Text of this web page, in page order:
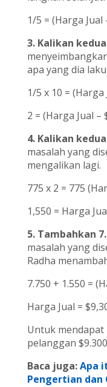
1/5 = (Harga Jual
3. Kalikan
apa yang dia
1/5 x 10 = (Harga
2 = (Harga Jual –
4. Kalikan
masalah yang
mengalikan lagi.
775 x 2 = 775
1,550 = Harga
5. Tambahkan
masalah yang
Radha
7.750 + 1.550 =
Harga Jual =
Untuk mendapat
pelanggan
Baca juga:Apa
Pengertian